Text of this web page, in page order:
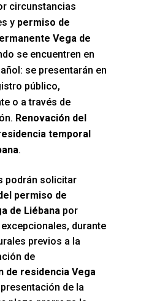
circunstancias
y permiso de
Vega de
se encuentren en
se presentarán en
público,
o a través de
Renovación del
temporal
.
podrán solicitar
permiso de
de Liébanapor
durante
previos a la
de
de residencia Vega
de la